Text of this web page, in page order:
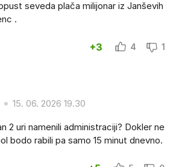
seveda plača milijonar iz Janševih
.
+3 4 1
15. 06. 2026 19.30
2 uri namenili administraciji? Dokler ne
bodo rabili pa samo 15 minut dnevno.